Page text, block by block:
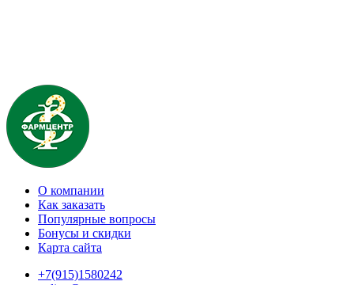
О компании
Как заказать
Популярные вопросы
Бонусы и скидки
Карта сайта
+7(915)1580242